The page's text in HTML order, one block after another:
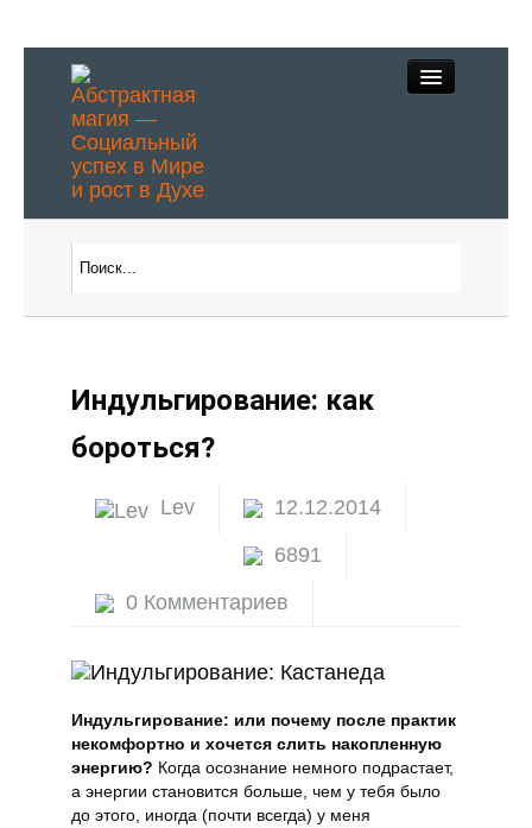
Абстрактное
Духовные практики
Магическое описание
Натальная астрология
Осознанность
Путь Воина
Сталкинг
Целительство
Индульгирование: как
бороться?
Lev
12.12.2014
6891
0 Комментариев
Индульгирование: или почему после практик
некомфортно и хочется слить накопленную
энергию? Когда осознание немного подрастает,
а энергии становится больше, чем у тебя было
до этого, иногда (почти всегда) у меня